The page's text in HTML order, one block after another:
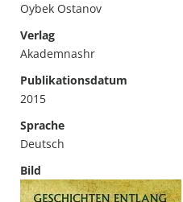
Oybek Ostanov
Verlag
Akademnashr
Publikationsdatum
2015
Sprache
Deutsch
Bild